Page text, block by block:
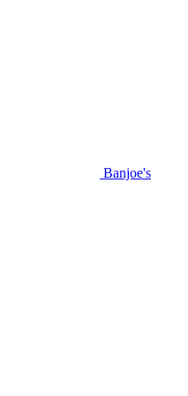
Banjoe's